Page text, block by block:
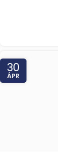
30
ÁPR